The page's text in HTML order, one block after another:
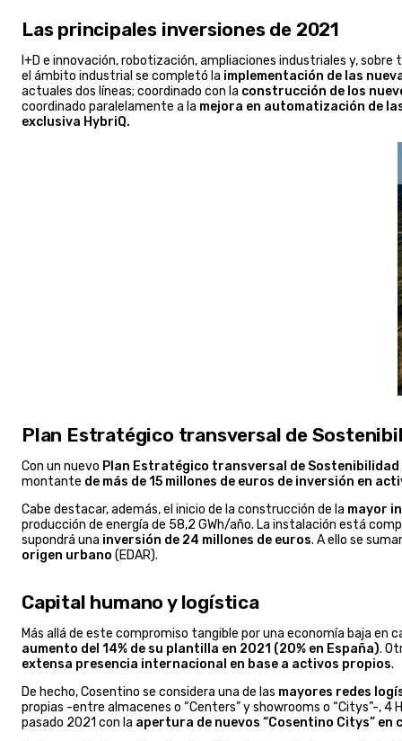
Las principales inversiones de 2021
I+D e innovación, robotización, ampliaciones industriales y,
el ámbito industrial se completó la implementación de las
actuales dos líneas; coordinado con la construcción de los
coordinado paralelamente a la mejora en automatización de
exclusiva HybriQ.
Plan Estratégico transversal de
Con un nuevo Plan Estratégico transversal de Sostenibilidad
montante de más de 15 millones de euros de inversión en
Cabe destacar, además, el inicio de la construcción de la mayor
producción de energía de 58,2 GWh/año. La instalación está
supondrá una inversión de 24 millones de euros. A ello se
origen urbano (EDAR).
Capital humano y logística
Más allá de este compromiso tangible por una economía baja en
aumento del 14% de su plantilla en 2021 (20% en España).
extensa presencia internacional en base a activos propios.
De hecho, Cosentino se considera una de las mayores redes
propias -entre almacenes o “Centers” y showrooms o “Citys”-,
pasado 2021 con la apertura de nuevos “Cosentino Citys” en